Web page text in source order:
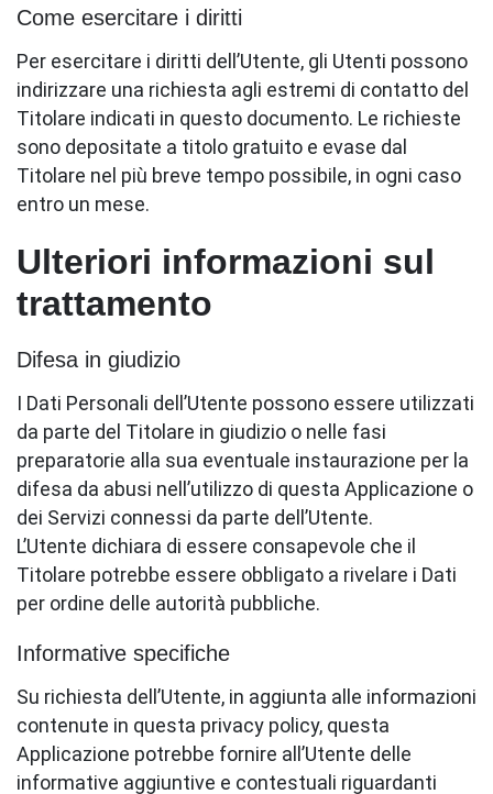
Come esercitare i diritti
Per esercitare i diritti dell’Utente, gli Utenti possono
indirizzare una richiesta agli estremi di contatto del
Titolare indicati in questo documento. Le richieste
sono depositate a titolo gratuito e evase dal
Titolare nel più breve tempo possibile, in ogni caso
entro un mese.
Ulteriori informazioni sul
trattamento
Difesa in giudizio
I Dati Personali dell’Utente possono essere utilizzati
da parte del Titolare in giudizio o nelle fasi
preparatorie alla sua eventuale instaurazione per la
difesa da abusi nell’utilizzo di questa Applicazione o
dei Servizi connessi da parte dell’Utente.
L’Utente dichiara di essere consapevole che il
Titolare potrebbe essere obbligato a rivelare i Dati
per ordine delle autorità pubbliche.
Informative specifiche
Su richiesta dell’Utente, in aggiunta alle informazioni
contenute in questa privacy policy, questa
Applicazione potrebbe fornire all’Utente delle
informative aggiuntive e contestuali riguardanti